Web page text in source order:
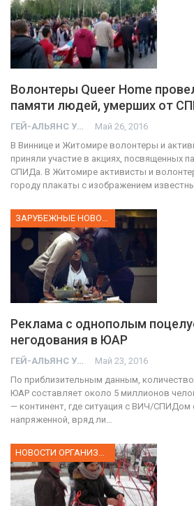
Волонтеры Queer Home
памяти людей, умерших от
ГЕЙ-АЛЬЯНС УКРАИНА Май 26, 2016
В Виннице и Житомире волонтеры и
приняли участие в акциях, посвященных
СПИДа. В Житомире активисты и
городу плакаты с изображением
Реклама с однополым
негодования в ЮАР
ГЕЙ-АЛЬЯНС УКРАИНА Май 23, 2016
По приблизительным данным,
ЮАР составляет около 5 миллионов
— континент, где ситуация с ВИЧ/СПИДом
напряженной, вряд ли…
НОВОСТИ ОРГАНИЗАЦИИ